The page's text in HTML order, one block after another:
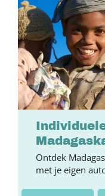
Ontdek
met je eigen